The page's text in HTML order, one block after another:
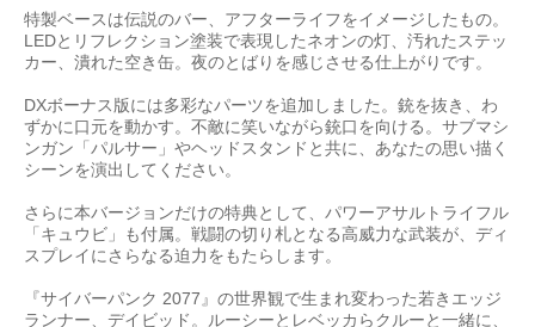
特製ベースは伝説のバー、アフターライフをイメージしたもの。
LEDとリフレクション塗装で表現したネオンの灯、汚れたステッ
カー、潰れた空き缶。夜のとばりを感じさせる仕上がりです。
DXボーナス版には多彩なパーツを追加しました。銃を抜き、わ
ずかに口元を動かす。不敵に笑いながら銃口を向ける。サブマシ
ンガン「パルサー」やヘッドスタンドと共に、あなたの思い描く
シーンを演出してください。
さらに本バージョンだけの特典として、パワーアサルトライフル
「キュウビ」も付属。戦闘の切り札となる高威力な武装が、ディ
スプレイにさらなる迫力をもたらします。
『サイバーパンク 2077』の世界観で生まれ変わった若きエッジ
ランナー、デイビッド。ルーシーとレベッカらクルーと一緒に、